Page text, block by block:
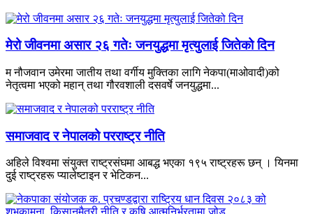
मेरो जीवनमा असार २६ गतेः जनयुद्धमा मृत्युलाई जितेको दिन
म नौजवान उमेरमा जातीय तथा वर्गीय मुक्तिका लागि नेकपा(माओवादी)को
नेतृत्वमा भएको महान् तथा गौरवशाली दसवर्षे जनयुद्धमा...
समाजवाद र नेपालको परराष्ट्र नीति
अहिले विश्वमा संयुक्त राष्ट्रसंघमा आबद्ध भएका १९५ राष्ट्रहरू छन् । यिनमा
दुई राष्ट्रहरू प्यालेष्टाइन र भेटिकन...